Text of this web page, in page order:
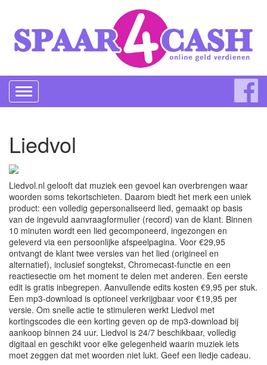
Toggle
navigation
Liedvol
Liedvol.nl gelooft dat muziek een gevoel kan overbrengen waar
woorden soms tekortschieten. Daarom biedt het merk een uniek
product: een volledig gepersonaliseerd lied, gemaakt op basis
van de ingevuld aanvraagformulier (record) van de klant. Binnen
10 minuten wordt een lied gecomponeerd, ingezongen en
geleverd via een persoonlijke afspeelpagina. Voor €29,95
ontvangt de klant twee versies van het lied (origineel en
alternatief), inclusief songtekst, Chromecast-functie en een
reactiesectie om het moment te delen met anderen. Een eerste
edit is gratis inbegrepen. Aanvullende edits kosten €9,95 per stuk.
Een mp3-download is optioneel verkrijgbaar voor €19,95 per
versie. Om snelle actie te stimuleren werkt Liedvol met
kortingscodes die een korting geven op de mp3-download bij
aankoop binnen 24 uur. Liedvol is 24/7 beschikbaar, volledig
digitaal en geschikt voor elke gelegenheid waarin muziek iets
moet zeggen dat met woorden niet lukt. Geef een liedje cadeau.